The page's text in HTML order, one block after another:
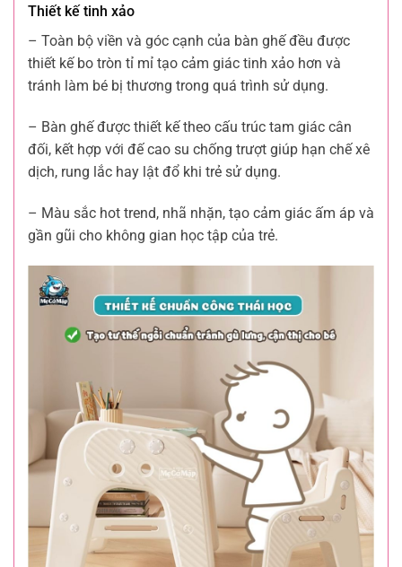
Thiết kế tinh xảo
– Toàn bộ viền và góc cạnh của bàn ghế đều được
thiết kế bo tròn tỉ mỉ tạo cảm giác tinh xảo hơn và
tránh làm bé bị thương trong quá trình sử dụng.
– Bàn ghế được thiết kế theo cấu trúc tam giác cân
đối, kết hợp với đế cao su chống trượt giúp hạn chế xê
dịch, rung lắc hay lật đổ khi trẻ sử dụng.
– Màu sắc hot trend, nhã nhặn, tạo cảm giác ấm áp và
gần gũi cho không gian học tập của trẻ.